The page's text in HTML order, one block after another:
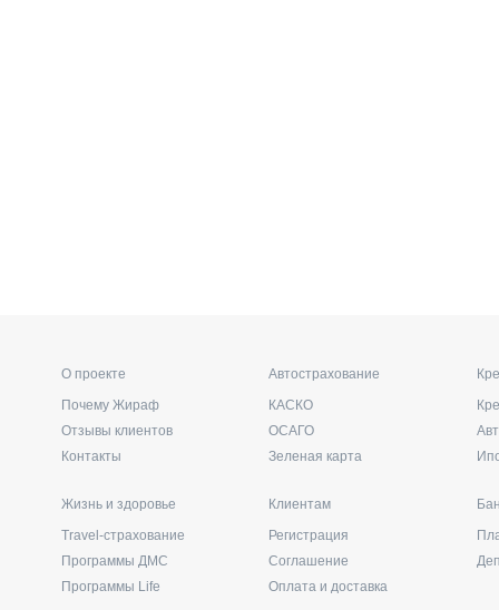
О проекте
Почему Жираф
Отзывы клиентов
Контакты
Автострахование
КАСКО
ОСАГО
Зеленая карта
Жизнь и здоровье
Travel-страхование
Программы ДМС
Программы Life
Клиентам
Регистрация
Соглашение
Оплата и доставка